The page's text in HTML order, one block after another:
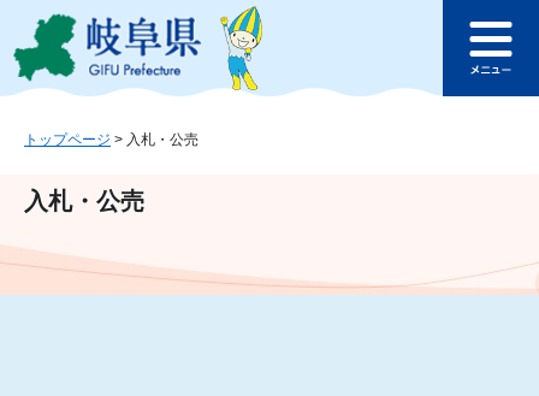
ジ
ュ
文
このページの本文へ
ュ
トップページ > 入札・公売
入札・公売